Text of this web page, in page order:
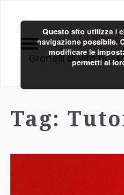
Granelli di vita
Tag:
Questo sito utilizza i
navigazione possibile.
modificare le
permetti al